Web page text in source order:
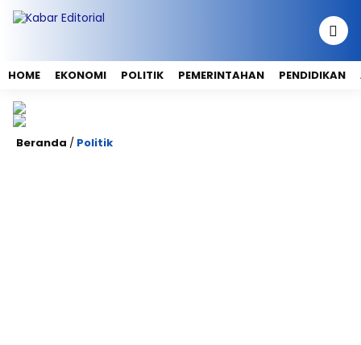
HOME EKONOMI POLITIK PEMERINTAHAN PENDIDIKAN
Beranda / Politik